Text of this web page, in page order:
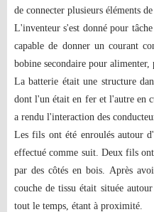
de connecter plusieurs éléments
L'inventeur s'est donné pour
capable de donner un courant
bobine secondaire pour
La batterie était une structure
dont l'un était en fer et l'autre en
a rendu l'interaction des
Les fils ont été enroulés autour
effectué comme suit. Deux fils
par des côtés en bois. Après
couche de tissu était située
tout le temps, étant à proximité.